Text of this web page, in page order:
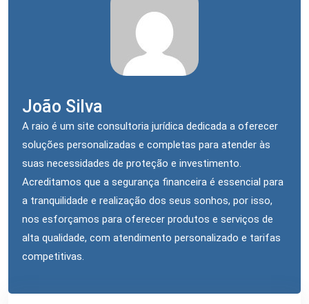
João Silva
A raio é um site consultoria jurídica dedicada a oferecer
soluções personalizadas e completas para atender às
suas necessidades de proteção e investimento.
Acreditamos que a segurança financeira é essencial para
a tranquilidade e realização dos seus sonhos, por isso,
nos esforçamos para oferecer produtos e serviços de
alta qualidade, com atendimento personalizado e tarifas
competitivas.